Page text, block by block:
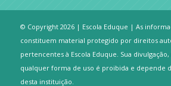
© Copyright 2026 | Escola Eduque | As
constituem material protegido por direitos
pertencentes à Escola Eduque. Sua
qualquer forma de uso é proibida e depende
desta instituição.